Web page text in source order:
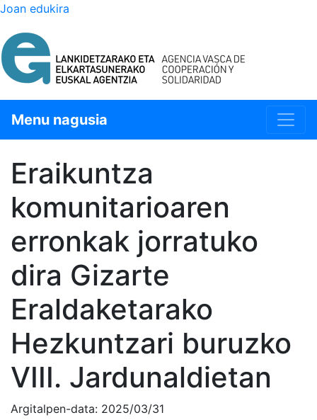
Joan edukira
Menu nagusia
Eraikuntza
komunitarioaren
erronkak jorratuko
dira Gizarte
Eraldaketarako
Hezkuntzari buruzko
VIII. Jardunaldietan
Argitalpen-data: 2025/03/31